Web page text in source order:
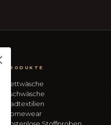
PRODUKTE
Bettwäsche
Tischwäsche
Badtextilien
Homewear
Kostenlose Stoffproben